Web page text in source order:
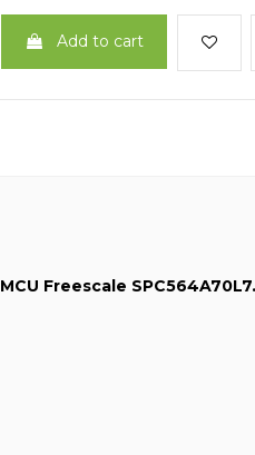
Add to cart
MCU Freescale SPC564A70L7